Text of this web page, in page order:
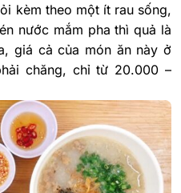
kèm theo một ít rau sống,
nước mắm pha thì quả là
giá cả của món ăn này ở
chăng, chỉ từ 20.000 –